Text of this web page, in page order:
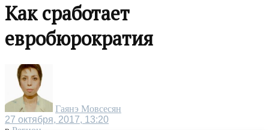
Как сработает
евробюрократия
Гаянэ Мовсесян
27 октября, 2017, 13:20